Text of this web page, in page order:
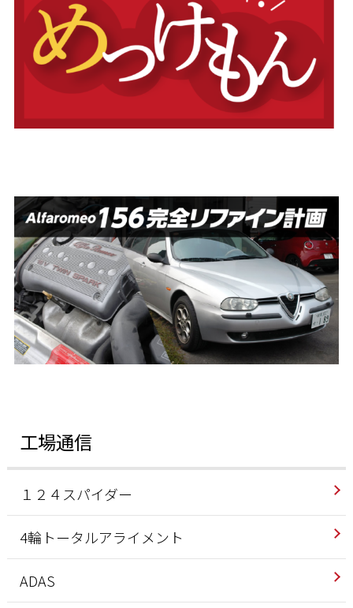
工場通信
１２４スパイダー
4輪トータルアライメント
ADAS